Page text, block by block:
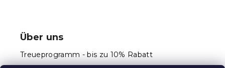
Über uns
Treueprogramm - bis zu 10% Rabatt